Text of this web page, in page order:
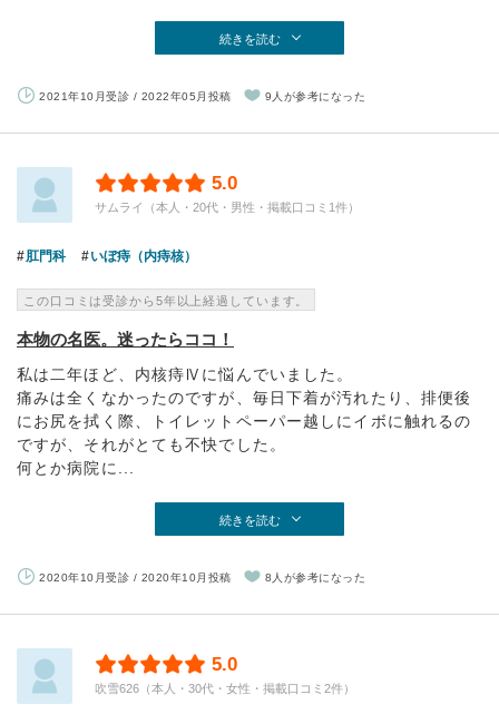
続きを読む
2021年10月受診 / 2022年05月投稿 9人が参考になった
5.0
サムライ（本人・20代・男性・掲載口コミ1件）
肛門科 いぼ痔（内痔核）
この口コミは受診から5年以上経過しています。
本物の名医。迷ったらココ！
私は二年ほど、内核痔Ⅳに悩んでいました。
痛みは全くなかったのですが、毎日下着が汚れたり、排便後
にお尻を拭く際、トイレットペーパー越しにイボに触れるの
ですが、それがとても不快でした。
何とか病院に...
続きを読む
2020年10月受診 / 2020年10月投稿 8人が参考になった
5.0
吹雪626（本人・30代・女性・掲載口コミ2件）